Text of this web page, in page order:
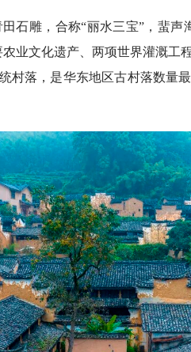
石雕，合称“丽水三宝”，蜚声
业文化遗产、两项世界灌溉工
村落，是华东地区古村落数量